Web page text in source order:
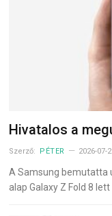
Hivatalos a
Szerző: PÉTER 2026-07-
A Samsung bemutatta
alap Galaxy Z Fold 8 lett